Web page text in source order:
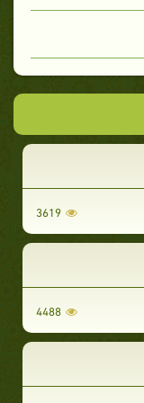
3619
4488